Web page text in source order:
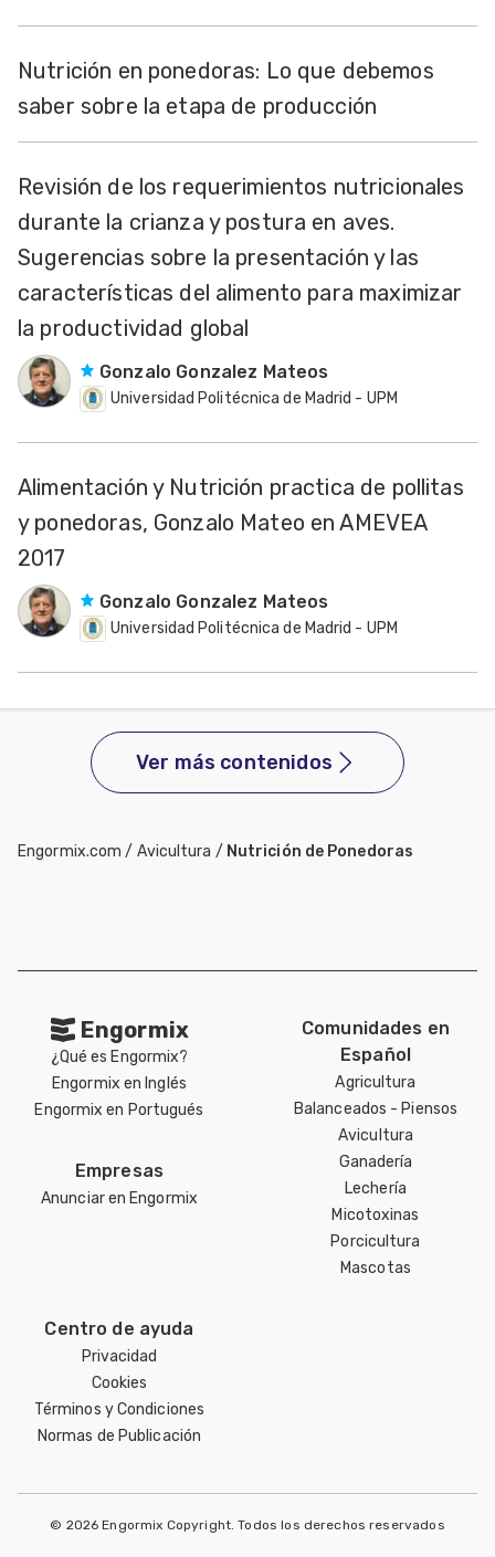
Nutrición en ponedoras: Lo que debemos
saber sobre la etapa de producción
Revisión de los requerimientos nutricionales
durante la crianza y postura en aves.
Sugerencias sobre la presentación y las
características del alimento para maximizar
la productividad global
Gonzalo Gonzalez Mateos
Universidad Politécnica de Madrid - UPM
Alimentación y Nutrición practica de pollitas
y ponedoras, Gonzalo Mateo en AMEVEA
2017
Gonzalo Gonzalez Mateos
Universidad Politécnica de Madrid - UPM
Ver más contenidos
Engormix.com / Avicultura / Nutrición de Ponedoras
Engormix
¿Qué es Engormix?
Engormix en Inglés
Engormix en Portugués
Empresas
Anunciar en Engormix
Comunidades en
Español
Agricultura
Balanceados - Piensos
Avicultura
Ganadería
Lechería
Micotoxinas
Porcicultura
Mascotas
Centro de ayuda
Privacidad
Cookies
Términos y Condiciones
Normas de Publicación
© 2026 Engormix Copyright. Todos los derechos reservados